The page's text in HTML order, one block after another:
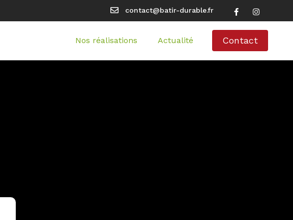
contact@batir-durable.fr
Nos réalisations Actualité Contact